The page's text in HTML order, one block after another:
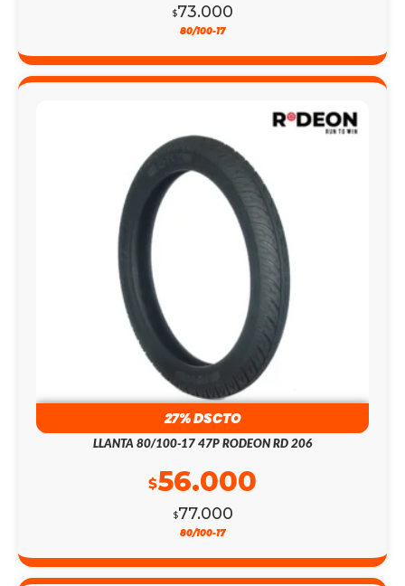
$73.000
80/100-17
27% DSCTO
LLANTA 80/100-17 47P RODEON RD 206
$77.000
$56.000
80/100-17